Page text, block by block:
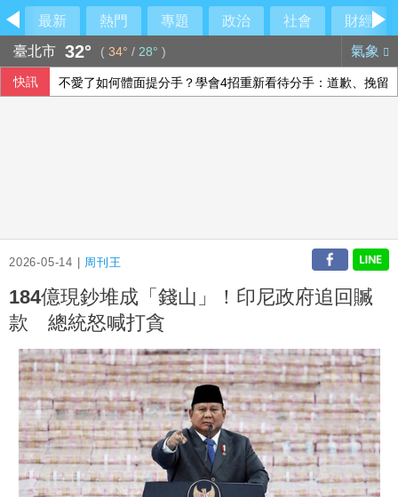
最新 熱門 專題 政治 社會
財經
臺北市 32° ( 34° / 28° ) 氣象
快訊 不愛了如何體面提分手？學會4招重新看待分手：道歉、挽留
2026-05-14 | 周刊王
184億現鈔堆成「錢山」！印尼政府追回贓
款 總統怒喊打貪